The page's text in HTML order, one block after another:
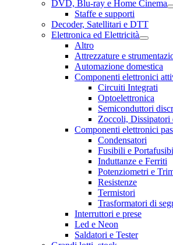
DVD, Blu-ray e Home Cinema
Staffe e supporti
Decoder, Satellitari e DTT
Elettronica ed Elettricità
Altro
Attrezzature e
Automazione domestica
Componenti elettronici
Circuiti Integrati
Optoelettronica
Semiconduttori
Zoccoli, Dissipatori
Componenti elettronici
Condensatori
Fusibili e
Induttanze e Ferriti
Potenziometri e
Resistenze
Termistori
Trasformatori di
Interruttori e prese
Led e Neon
Saldatori e Tester